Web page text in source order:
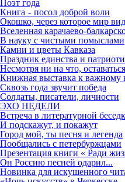
Поэт года
Книга - посол доброй воли
Окошко, через которое мир
Вселенная карачаево-
В науку с чистыми помыслами
Камни и цветы Кавказа
Праздник единства и
Несмотря ни на что,
Книжная выставка к
Сквозь года звучит победа
Солдаты, писатели, личности
ЭХО НЕДЕЛИ
Встреча в литературной
И подскажут, и покажут
Город мой, ты песня и легенда
Пообщались с петербуржцами
Презентация книги « Ради
Он Россию песней одарил...
Новинка для искушенного